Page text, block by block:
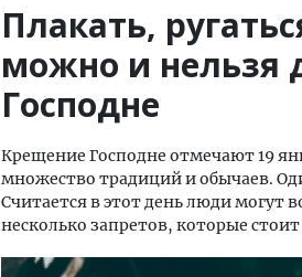
Плакать,
можно и нельзя
Господне
Крещение Господне отмечают 19
множество традиций и обычаев.
Считается в этот день люди могут
несколько запретов, которые